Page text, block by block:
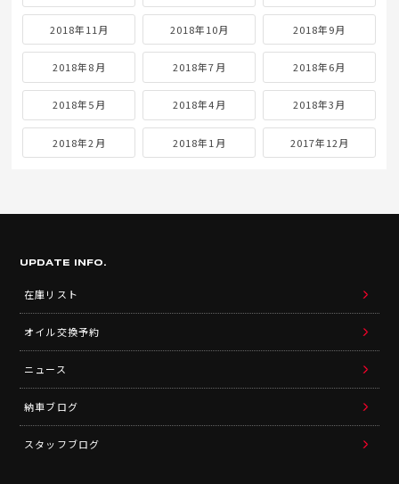
2018年11月 2018年10月 2018年9月
2018年8月 2018年7月 2018年6月
2018年5月 2018年4月 2018年3月
2018年2月 2018年1月 2017年12月
UPDATE INFO.
在庫リスト
オイル交換予約
ニュース
納車ブログ
スタッフブログ